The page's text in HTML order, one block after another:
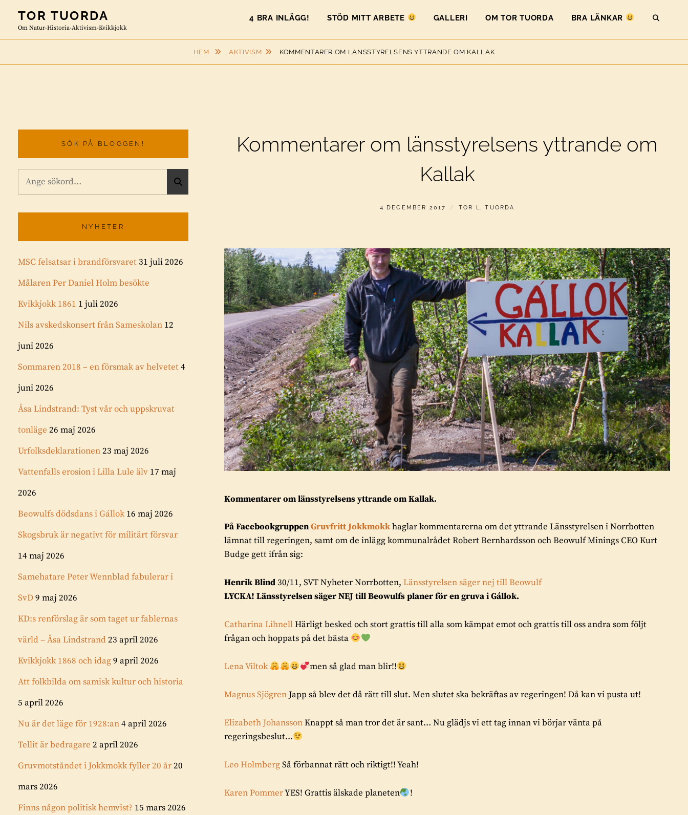
content
TOR TUORDA
Om Natur-Historia-Aktivism-Kvikkjokk
4 BRA INLÄGG! STÖD MITT ARBETE GALLERI OM TOR TUORDA BRA LÄNKAR
HEM AKTIVISM KOMMENTARER OM LÄNSSTYRELSENS YTTRANDE OM KALLAK
Kommentarer om länsstyrelsens yttrande om
Kallak
PUBLICERAT
4 DECEMBER 2017 AV
TOR L. TUORDA
Kommentarer om länsstyrelsens yttrande om Kallak.
På FacebookgruppenGruvfritt Jokkmokkhaglar kommentarerna om det yttrande Länsstyrelsen i Norrbotten
lämnat till regeringen, samt om de inlägg kommunalrådet Robert Bernhardsson och Beowulf Minings CEO Kurt
Budge gett ifrån sig:
Henrik Blind 30/11, SVT Nyheter Norrbotten,Länsstyrelsen säger nej till Beowulf
LYCKA! Länsstyrelsen säger NEJ till Beowulfs planer för en gruva i Gállok.
Catharina LihnellHärligt besked och stort grattis till alla som kämpat emot och grattis till oss andra som följt
frågan och hoppats på det bästa
Lena Viltok men så glad man blir!!
Magnus Sjögren Japp så blev det då rätt till slut. Men slutet ska bekräftas av regeringen! Då kan vi pusta ut!
Elizabeth JohanssonKnappt så man tror det är sant… Nu glädjs vi ett tag innan vi börjar vänta på
regeringsbeslut…
Leo HolmbergSå förbannat rätt och riktigt!! Yeah!
Karen PommerYES! Grattis älskade planeten !
SÖK PÅ BLOGGEN!
efter:
NYHETER
MSC felsatsar i brandförsvaret 31 juli 2026
Målaren Per Daniel Holm besökte
Kvikkjokk 1861 1 juli 2026
Nils avskedskonsert från Sameskolan 12
juni 2026
Sommaren 2018 – en försmak av helvetet4
juni 2026
Åsa Lindstrand: Tyst vår och uppskruvat
tonläge 26 maj 2026
Urfolksdeklarationen23 maj 2026
Vattenfalls erosion i Lilla Lule älv 17 maj
2026
Beowulfs dödsdans i Gállok 16 maj 2026
Skogsbruk är negativt för militärt försvar
14 maj 2026
Samehatare Peter Wennblad fabulerar i
SvD9 maj 2026
KD:s renförslag är som taget ur fablernas
värld – Åsa Lindstrand23 april 2026
Kvikkjokk 1868 och idag9 april 2026
Att folkbilda om samisk kultur och historia
5 april 2026
Nu är det läge för 1928:an4 april 2026
Tellit är bedragare 2 april 2026
Gruvmotståndet i Jokkmokk fyller 20 år20
mars 2026
Finns någon politisk hemvist? 15 mars 2026